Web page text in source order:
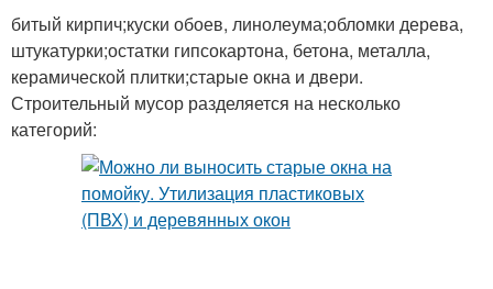
битый кирпич;куски обоев, линолеума;обломки дерева,
штукатурки;остатки гипсокартона, бетона, металла,
керамической плитки;старые окна и двери.
Строительный мусор разделяется на несколько
категорий: